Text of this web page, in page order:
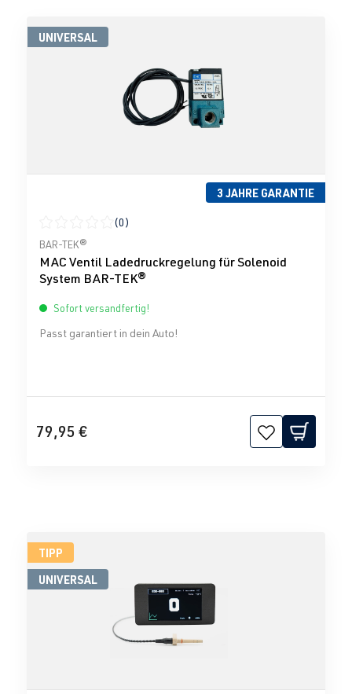
UNIVERSAL
3 JAHRE GARANTIE
Durchschnittliche Bewertung von 0 von 5 Sternen
(0)
BAR-TEK®
MAC Ventil Ladedruckregelung für Solenoid
System BAR-TEK®
Sofort versandfertig!
Passt garantiert in dein Auto!
79,95 €
TIPP
UNIVERSAL